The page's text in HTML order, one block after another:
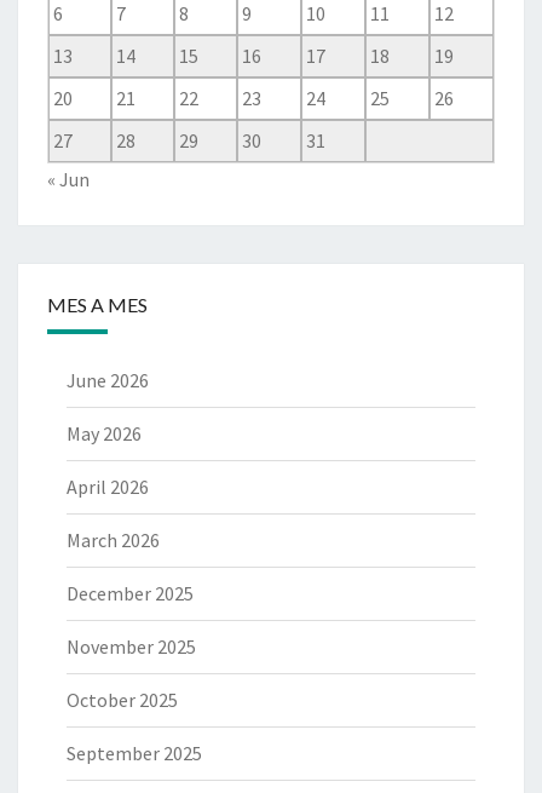
6
7 8 9 10 11
12
13
14 15 16 17 18
19
20
21 22 23 24 25
26
27
28 29 30
31
« Jun
MES A MES
June 2026
May 2026
April 2026
March 2026
December 2025
November 2025
October 2025
September 2025